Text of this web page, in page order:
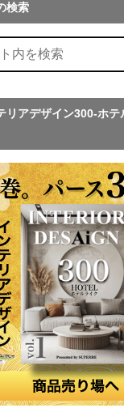
検索
リアデザイン300-ホ